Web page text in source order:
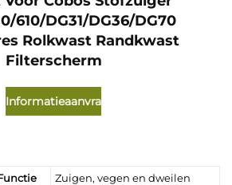
610/DG31/DG36/DG70
Rolkwast Randkwast
Filterscherm
Informatieaanvraag
Zuigen, vegen en dweilen